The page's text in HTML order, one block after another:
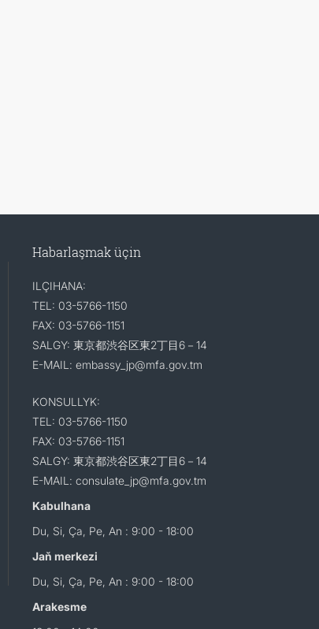
Habarlaşmak üçin
ILÇIHANA:
TEL: 03-5766-1150
FAX: 03-5766-1151
SALGY: 東京都渋谷区東2丁目6－14
E-MAIL: embassy_jp@mfa.gov.tm
KONSULLYK:
TEL: 03-5766-1150
FAX: 03-5766-1151
SALGY: 東京都渋谷区東2丁目6－14
E-MAIL: consulate_jp@mfa.gov.tm
Kabulhana
Du, Si, Ça, Pe, An : 9:00 - 18:00
Jaň merkezi
Du, Si, Ça, Pe, An : 9:00 - 18:00
Arakesme